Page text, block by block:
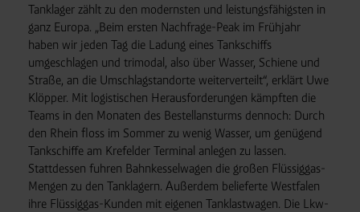
Hosting, Consent-Management) sowie an Partner in
Drittländern übermittelt werden. Wenn eine Übermittlung
in ein Land ohne angemessenes Datenschutzniveau
erfolgt, stellen wir geeignete Garantien gemäß Art. 46
DSGVO sicher (z. B. EU-Standardvertragsklauseln).
Speicherdauer:Cookies werden je nach Zweck
unterschiedlich lange gespeichert. Die maximale
Speicherdauer beträgt 400 Tage, sofern nicht gesetzlich
anders vorgeschrieben oder technisch erforderlich.
Verantwortlicher:Westfalen AG & Co. KG, Industrieweg
43, 48155 Münster E-Mail: datenschutz@westfalen.com
Tanklager zählt zu den modernsten und leistungsfähigsten in
ganz Europa. „Beim ersten Nachfrage-Peak im Frühjahr
haben wir jeden Tag die Ladung eines Tankschiffs
umgeschlagen und trimodal, also über Wasser, Schiene und
Straße, an die Umschlagstandorte weiterverteilt“, erklärt Uwe
Klöpper. Mit logistischen Herausforderungen kämpften die
Teams in den Monaten des Bestellansturms dennoch: Durch
den Rhein floss im Sommer zu wenig Wasser, um genügend
Tankschiffe am Krefelder Terminal anlegen zu lassen.
Stattdessen fuhren Bahnkesselwagen die großen Flüssiggas-
Mengen zu den Tanklagern. Außerdem belieferte Westfalen
ihre Flüssiggas-Kunden mit eigenen Tanklastwagen. Die Lkw-